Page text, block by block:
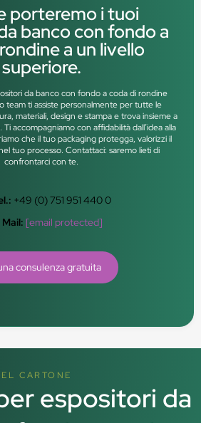
porteremo i tuoi
banco con fondo a
a un livello
superiore.
da banco con fondo a coda di rondine
team ti assiste personalmente per tutte le
materiali, design e stampa e trova insieme a
accompagniamo con affidabilità dall’idea alla
che il tuo packaging protegga, valorizzi il
tuo processo. Contattaci: saremo lieti di
confrontarci con te.
+49 (0) 751 951 440 0
Mail: [email protected]
consulenza gratuita
CARTONE
espositori da